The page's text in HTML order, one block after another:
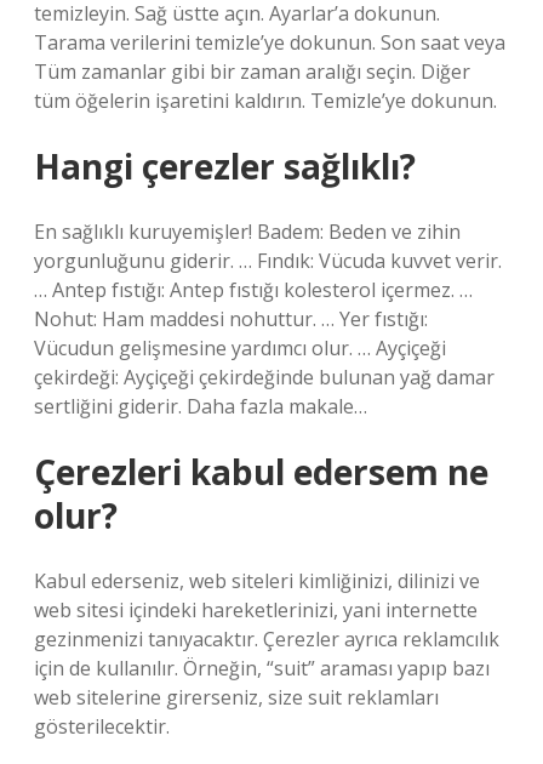
temizleyin. Sağ üstte açın. Ayarlar’a dokunun.
Tarama verilerini temizle’ye dokunun. Son saat veya
Tüm zamanlar gibi bir zaman aralığı seçin. Diğer
tüm öğelerin işaretini kaldırın. Temizle’ye dokunun.
Hangi çerezler sağlıklı?
En sağlıklı kuruyemişler! Badem: Beden ve zihin
yorgunluğunu giderir. … Fındık: Vücuda kuvvet verir.
… Antep fıstığı: Antep fıstığı kolesterol içermez. …
Nohut: Ham maddesi nohuttur. … Yer fıstığı:
Vücudun gelişmesine yardımcı olur. … Ayçiçeği
çekirdeği: Ayçiçeği çekirdeğinde bulunan yağ damar
sertliğini giderir. Daha fazla makale…
Çerezleri kabul edersem ne
olur?
Kabul ederseniz, web siteleri kimliğinizi, dilinizi ve
web sitesi içindeki hareketlerinizi, yani internette
gezinmenizi tanıyacaktır. Çerezler ayrıca reklamcılık
için de kullanılır. Örneğin, “suit” araması yapıp bazı
web sitelerine girerseniz, size suit reklamları
gösterilecektir.